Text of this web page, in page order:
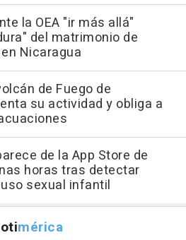
la OEA "ir más allá"
del matrimonio de
Nicaragua
de Fuego de
su actividad y obliga a
de la App Store de
horas tras detectar
sexual infantil
mérica